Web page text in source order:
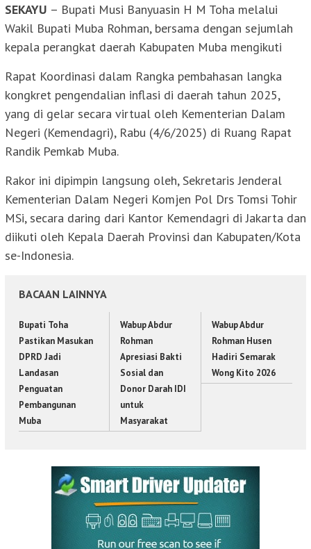
SEKAYU – Bupati Musi Banyuasin H M Toha melalui
Wakil Bupati Muba Rohman, bersama dengan sejumlah
kepala perangkat daerah Kabupaten Muba mengikuti
Rapat Koordinasi dalam Rangka pembahasan langka
kongkret pengendalian inflasi di daerah tahun 2025,
yang di gelar secara virtual oleh Kementerian Dalam
Negeri (Kemendagri), Rabu (4/6/2025) di Ruang Rapat
Randik Pemkab Muba.
Rakor ini dipimpin langsung oleh, Sekretaris Jenderal
Kementerian Dalam Negeri Komjen Pol Drs Tomsi Tohir
MSi, secara daring dari Kantor Kemendagri di Jakarta dan
diikuti oleh Kepala Daerah Provinsi dan Kabupaten/Kota
se-Indonesia.
BACAAN LAINNYA
Bupati Toha
Pastikan Masukan
DPRD Jadi
Landasan
Penguatan
Pembangunan
Muba
Wabup Abdur
Rohman
Apresiasi Bakti
Sosial dan
Donor Darah IDI
untuk
Masyarakat
Wabup Abdur
Rohman Husen
Hadiri Semarak
Wong Kito 2026